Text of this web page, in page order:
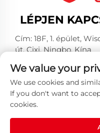
LÉPJEN
Cím: 18F, 1. épület,
út, Cixi, Ningbo, Kína
Telefon:+86-574-
E-mail:[email
We value your
We use cookies and
If you don't want to
cookies.